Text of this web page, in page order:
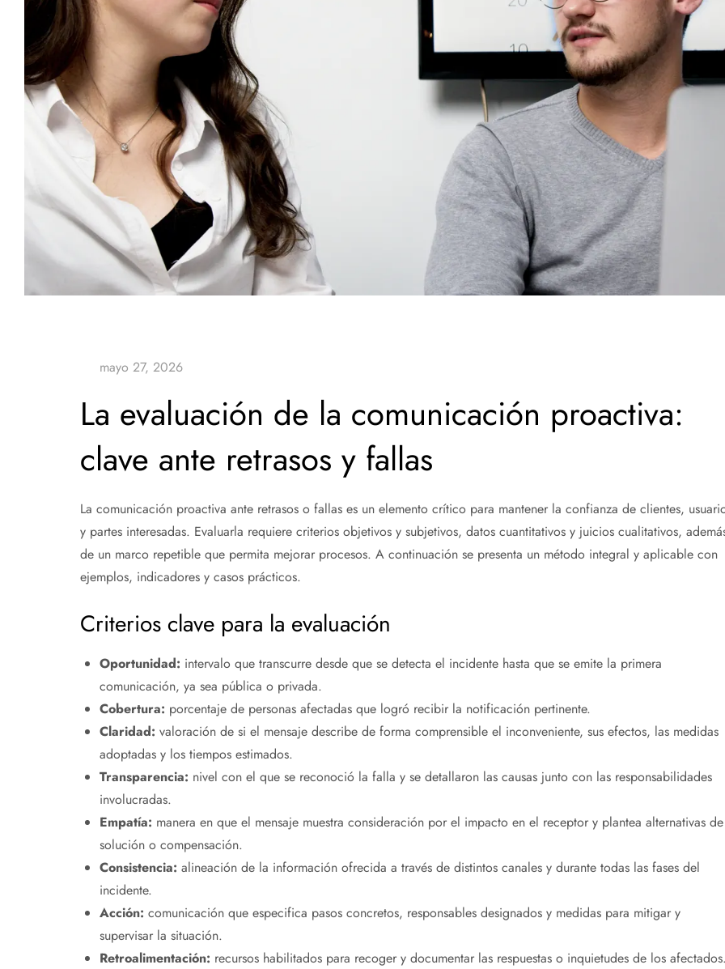
La evaluación de la comunicación proactiva:
clave ante retrasos y fallas
La comunicación proactiva ante retrasos o fallas es un elemento crítico para mantener la confianza de clientes,
y partes interesadas. Evaluarla requiere criterios objetivos y subjetivos, datos cuantitativos y juicios cualitativos,
de un marco repetible que permita mejorar procesos. A continuación se presenta un método integral y aplicable con
ejemplos, indicadores y casos prácticos.
Criterios clave para la evaluación
Oportunidad: intervalo que transcurre desde que se detecta el incidente hasta que se emite la primera
comunicación, ya sea pública o privada.
Cobertura: porcentaje de personas afectadas que logró recibir la notificación pertinente.
Claridad: valoración de si el mensaje describe de forma comprensible el inconveniente, sus efectos, las medidas
adoptadas y los tiempos estimados.
Transparencia: nivel con el que se reconoció la falla y se detallaron las causas junto con las responsabilidades
involucradas.
Empatía: manera en que el mensaje muestra consideración por el impacto en el receptor y plantea alternativas de
solución o compensación.
Consistencia: alineación de la información ofrecida a través de distintos canales y durante todas las fases del
incidente.
Acción: comunicación que especifica pasos concretos, responsables designados y medidas para mitigar y
supervisar la situación.
Retroalimentación: recursos habilitados para recoger y documentar las respuestas o inquietudes de los